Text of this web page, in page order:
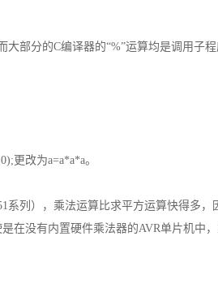
分的C编译器的“%”运算均是调用子
更改为a=a*a*a。
），乘法运算比求平方运算快得多，
在没有内置硬件乘法器的AVR单片机中